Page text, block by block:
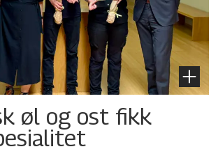
øl og ost fikk